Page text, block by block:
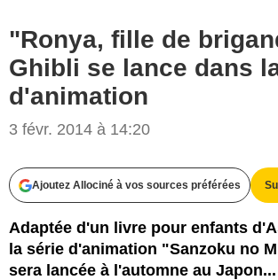
"Ronya, fille de
Ghibli se lance dans
d'animation
3 févr. 2014 à 14:20
Ajoutez Allociné à vos sources préférées
Adaptée d'un livre pour enfants
la série d'animation "Sanzoku no
sera lancée à l'automne au Japon...